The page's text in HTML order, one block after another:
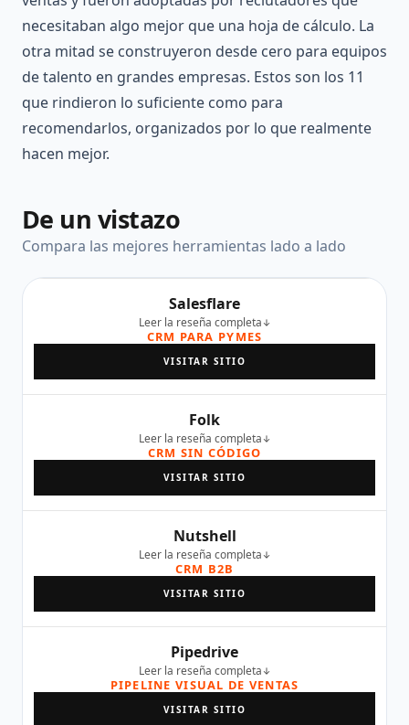
necesitaban algo mejor que una hoja de cálculo. La
otra mitad se construyeron desde cero para equipos
de talento en grandes empresas. Estos son los 11
que rindieron lo suficiente como para
recomendarlos, organizados por lo que realmente
hacen mejor.
De un vistazo
Compara las mejores herramientas lado a lado
Salesflare
Leer la reseña completa
CRM PARA PYMES
VISITAR SITIO
Folk
Leer la reseña completa
CRM SIN CÓDIGO
VISITAR SITIO
Nutshell
Leer la reseña completa
CRM B2B
VISITAR SITIO
Pipedrive
Leer la reseña completa
PIPELINE VISUAL DE VENTAS
VISITAR SITIO